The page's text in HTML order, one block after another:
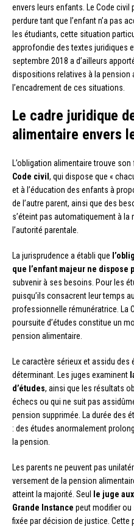
envers leurs enfants. Le Code
perdure tant que l’enfant n’a pas
les étudiants, cette situation
approfondie des textes juridiques
septembre 2018 a d’ailleurs
dispositions relatives à la pension
l’encadrement de ces situations.
Le cadre juridique
alimentaire envers
L’obligation alimentaire trouve
Code civil , qui dispose que «
et à l’éducation des enfants à
de l’autre parent, ainsi que des
s’éteint pas automatiquement à
l’autorité parentale.
La jurisprudence a établi que
que l’enfant majeur ne dispose
subvenir à ses besoins. Pour les
puisqu’ils consacrent leur temps
professionnelle rémunératrice. La
poursuite d’études constitue un
pension alimentaire.
Le caractère sérieux et assidu
déterminant. Les juges examinent
d’études, ainsi que les résultats
échecs ou qui ne suit pas
pension supprimée. La durée des
: des études anormalement
la pension.
Les parents ne peuvent pas
versement de la pension
atteint la majorité. Seul
le juge
Grande Instance peut modifier ou
fixée par décision de justice.